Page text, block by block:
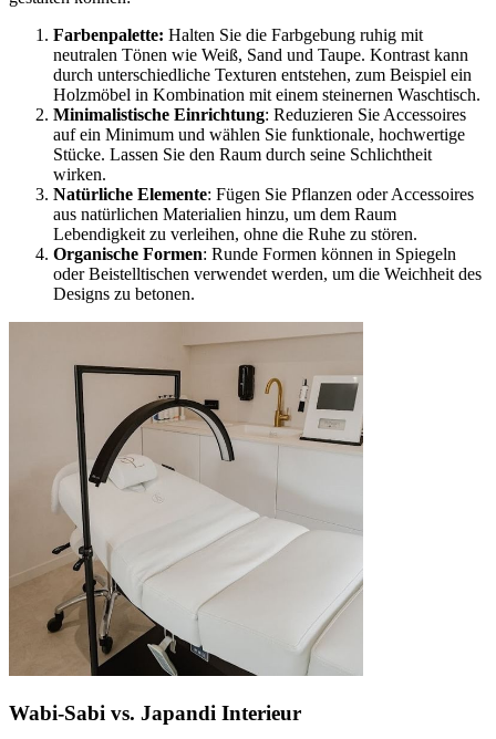
Farbenpalette: Halten Sie die Farbgebung ruhig mit
neutralen Tönen wie Weiß, Sand und Taupe. Kontrast kann
durch unterschiedliche Texturen entstehen, zum Beispiel ein
Holzmöbel in Kombination mit einem steinernen Waschtisch.
Minimalistische Einrichtung: Reduzieren Sie Accessoires
auf ein Minimum und wählen Sie funktionale, hochwertige
Stücke. Lassen Sie den Raum durch seine Schlichtheit
wirken.
Natürliche Elemente: Fügen Sie Pflanzen oder Accessoires
aus natürlichen Materialien hinzu, um dem Raum
Lebendigkeit zu verleihen, ohne die Ruhe zu stören.
Organische Formen: Runde Formen können in Spiegeln
oder Beistelltischen verwendet werden, um die Weichheit des
Designs zu betonen.
Wabi-Sabi vs. Japandi Interieur